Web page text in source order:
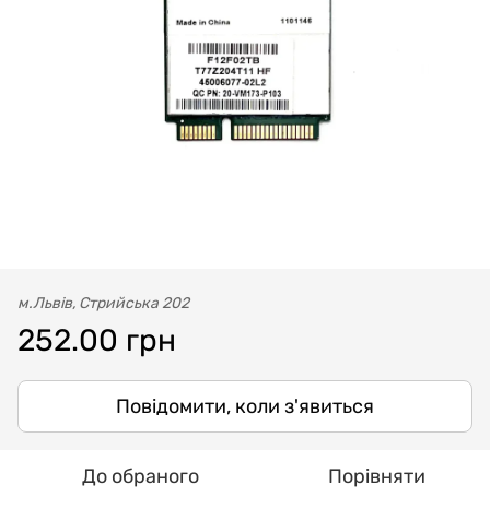
м.Львів, Стрийська 202
252.00 грн
Повідомити, коли з'явиться
До обраного Порівняти